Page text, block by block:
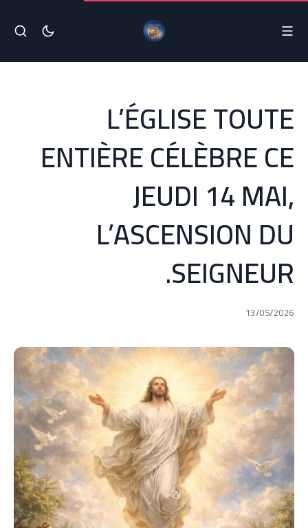
L’ÉGLISE TOUTE
ENTIÈRE CÉLÈBRE CE
JEUDI 14 MAI,
L’ASCENSION DU
SEIGNEUR.
13/05/2026